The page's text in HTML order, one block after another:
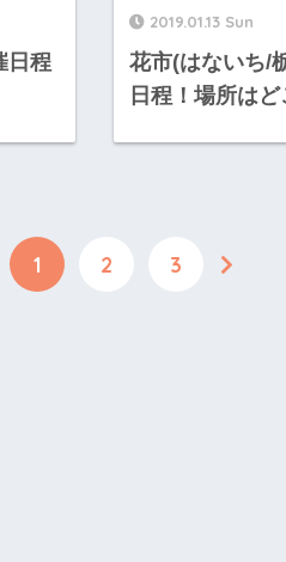
日程
2019.01.13 Sun
花市(はないち/
日程！場所は
1 2 3